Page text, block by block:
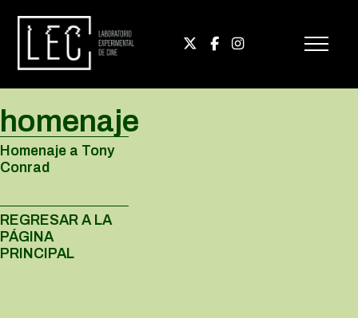
homenaje
Homenaje a Tony
Conrad
REGRESAR A LA
PÁGINA
PRINCIPAL